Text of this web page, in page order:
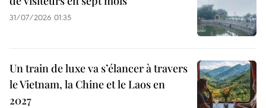
31/07/2026 01:35
Un train de luxe va s’élancer à travers
le Vietnam, la Chine et le Laos en
2027